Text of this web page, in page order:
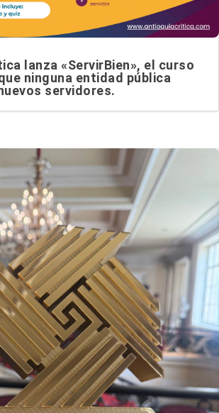
lanza «ServirBien», el curso
ninguna entidad pública
servidores.